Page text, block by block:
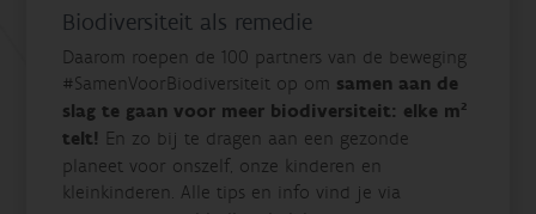
Biodiversiteit als remedie
Daarom roepen de 100 partners van de beweging
#SamenVoorBiodiversiteit op om samen aan de
slag te gaan voor meer biodiversiteit: elke m²
telt! En zo bij te dragen aan een gezonde
planeet voor onszelf, onze kinderen en
kleinkinderen. Alle tips en info vind je via